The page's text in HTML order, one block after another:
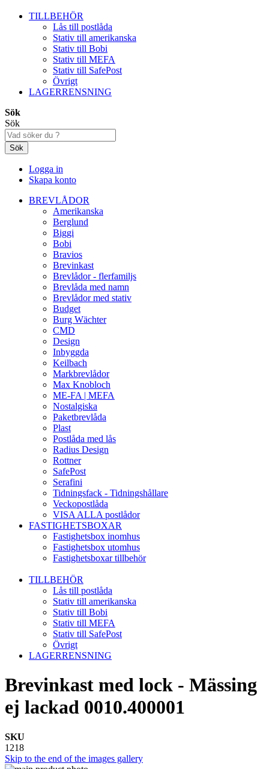
TILLBEHÖR
Lås till postlåda
Stativ till amerikanska
Stativ till Bobi
Stativ till MEFA
Stativ till SafePost
Övrigt
LAGERRENSNING
Sök
Sök
Sök
Logga in
Skapa konto
BREVLÅDOR
Amerikanska
Berglund
Biggi
Bobi
Bravios
Brevinkast
Brevlådor - flerfamiljs
Brevlåda med namn
Brevlådor med stativ
Budget
Burg Wächter
CMD
Design
Inbyggda
Keilbach
Markbrevlådor
Max Knobloch
ME-FA | MEFA
Nostalgiska
Paketbrevlåda
Plast
Postlåda med lås
Radius Design
Rottner
SafePost
Serafini
Tidningsfack - Tidningshållare
Veckopostlåda
VISA ALLA postlådor
FASTIGHETSBOXAR
Fastighetsbox inomhus
Fastighetsbox utomhus
Fastighetsboxar tillbehör
TILLBEHÖR
Lås till postlåda
Stativ till amerikanska
Stativ till Bobi
Stativ till MEFA
Stativ till SafePost
Övrigt
LAGERRENSNING
Brevinkast med lock - Mässing
ej lackad 0010.400001
SKU
1218
Skip to the end of the images gallery